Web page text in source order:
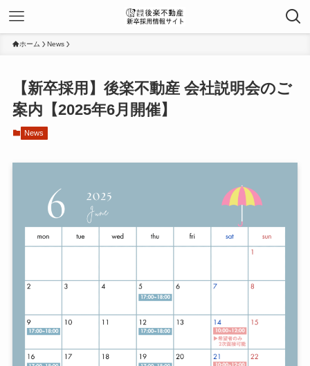
ホーム News
【新卒採用】後楽不動産 会社説明会のご
案内【2025年6月開催】
News